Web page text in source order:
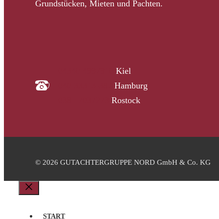
Grundstücken, Mieten und Pachten.
Kiel
Hamburg
Rostock
© 2026 GUTACHTERGRUPPE NORD GmbH & Co. KG
Schließen
START